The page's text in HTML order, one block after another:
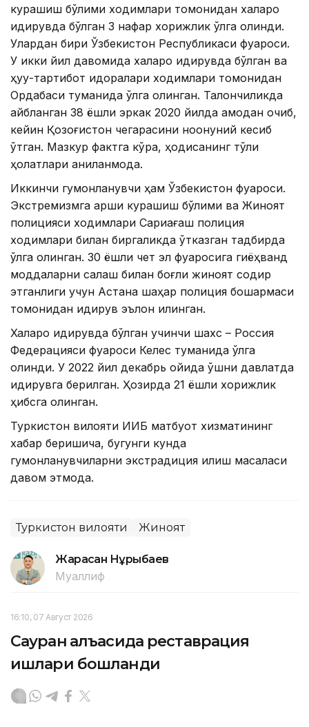
курашиш бўлими ходимлари томонидан халқаро
қидирувда бўлган 3 нафар хорижлик қўлга олинди.
Улардан бири Ўзбекистон Республикаси фуқароси.
У икки йил давомида халқаро қидирувда бўлган ва
ҳуқуқ-тартибот идоралари ходимлари томонидан
Ордабаси туманида қўлга олинган. Талончиликда
айбланган 38 ёшли эркак 2020 йилда қамоқдан қочиб,
кейин Қозоғистон чегарасини ноқонуний кесиб
ўтган. Мазкур фактга кўра, ҳодисанинг тўлиқ
ҳолатлари аниқланмоқда.
Иккинчи гумонланувчи ҳам Ўзбекистон фуқароси.
Экстремизмга қарши курашиш бўлими ва Жиноят
полицияси ходимлари Сариағаш полиция
ходимлари билан биргаликда ўтказган тадбирда
қўлга олинган. 30 ёшли чет эл фуқаросига гиёҳванд
моддаларни сақлаш билан боғлиқ жиноят содир
этганлиги учун Астана шаҳар полиция бошқармаси
томонидан қидирув эълон қилинган.
Халқаро қидирувда бўлган учинчи шахс – Россия
Федерацияси фуқароси Келес туманида қўлга
олинди. У 2022 йил декабрь ойида қўшни давлатда
қидирувга берилган. Ҳозирда 21 ёшли хорижлик
ҳибсга олинган.
Туркистон вилояти ИИБ матбуот хизматининг
хабар беришича, бугунги кунда
гумонланувчиларни экстрадиция қилиш масаласи
давом этмоқда.
Туркистон вилояти Жиноят
Жарасқан Нұрыбаев
Муаллиф
16:10, 07 Август 2026
Сауран қалъасида реставрация
ишлари бошланди